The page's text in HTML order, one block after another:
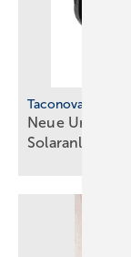
Taconova
Neu e
Solaranlagen